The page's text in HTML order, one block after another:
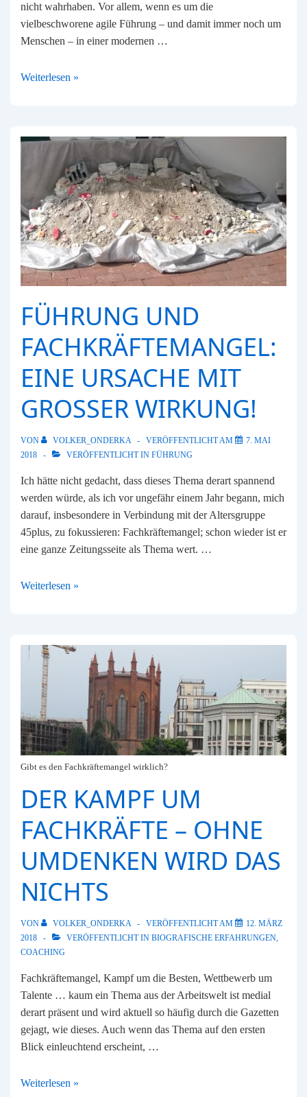
nicht wahrhaben. Vor allem, wenn es um die
vielbeschworene agile Führung – und damit immer noch um
Menschen – in einer modernen …
„Das
–
Babyboomer
Generation
Z
sind
sich
einig
Weiterlesen »
FÜHRUNG UND
FACHKRÄFTEMANGEL:
EINE URSACHE MIT
GROSSER WIRKUNG!
VON VOLKER_ONDERKA VERÖFFENTLICHT AM
7. MAI
2018
VERÖFFENTLICHT IN FÜHRUNG
Ich hätte nicht gedacht, dass dieses Thema derart spannend
werden würde, als ich vor ungefähr einem Jahr begann, mich
darauf, insbesondere in Verbindung mit der Altersgruppe
45plus, zu fokussieren: Fachkräftemangel; schon wieder ist er
eine ganze Zeitungsseite als Thema wert. …
Führung
Ursache
großer
Wirkung!
Weiterlesen »
Gibt es den Fachkräftemangel wirklich?
DER KAMPF UM
FACHKRÄFTE – OHNE
UMDENKEN WIRD DAS
NICHTS
VON VOLKER_ONDERKA VERÖFFENTLICHT AM
12. MÄRZ
2018
VERÖFFENTLICHT IN BIOGRAFISCHE ERFAHRUNGEN,
COACHING
Fachkräftemangel, Kampf um die Besten, Wettbewerb um
Talente … kaum ein Thema aus der Arbeitswelt ist medial
derart präsent und wird aktuell so häufig durch die Gazetten
gejagt, wie dieses. Auch wenn das Thema auf den ersten
Blick einleuchtend erscheint, …
Der
Weiterlesen »